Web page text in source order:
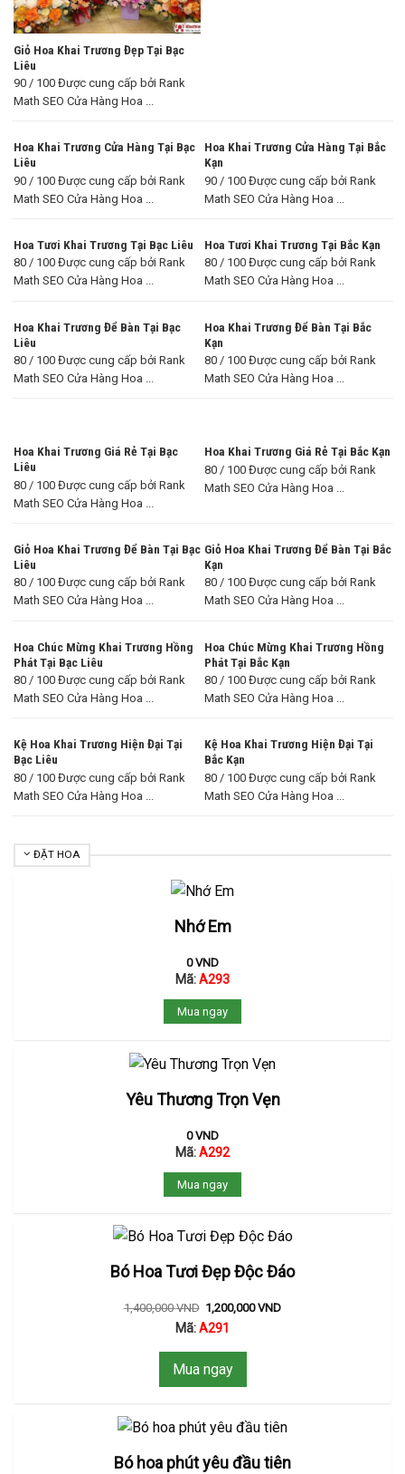
Giỏ Hoa Khai Trương Đẹp Tại Bạc
Liêu
90 / 100 Được cung cấp bởi Rank
Math SEO Cửa Hàng Hoa ...
Hoa Khai Trương Cửa Hàng Tại Bạc
Liêu
90 / 100 Được cung cấp bởi Rank
Math SEO Cửa Hàng Hoa ...
Hoa Khai Trương Cửa Hàng Tại Bắc
Kạn
90 / 100 Được cung cấp bởi Rank
Math SEO Cửa Hàng Hoa ...
Hoa Tươi Khai Trương Tại Bạc Liêu
80 / 100 Được cung cấp bởi Rank
Math SEO Cửa Hàng Hoa ...
Hoa Tươi Khai Trương Tại Bắc Kạn
80 / 100 Được cung cấp bởi Rank
Math SEO Cửa Hàng Hoa ...
Hoa Khai Trương Để Bàn Tại Bạc
Liêu
80 / 100 Được cung cấp bởi Rank
Math SEO Cửa Hàng Hoa ...
Hoa Khai Trương Để Bàn Tại Bắc
Kạn
80 / 100 Được cung cấp bởi Rank
Math SEO Cửa Hàng Hoa ...
Hoa Khai Trương Giá Rẻ Tại Bạc
Liêu
80 / 100 Được cung cấp bởi Rank
Math SEO Cửa Hàng Hoa ...
Hoa Khai Trương Giá Rẻ Tại Bắc Kạn
80 / 100 Được cung cấp bởi Rank
Math SEO Cửa Hàng Hoa ...
Giỏ Hoa Khai Trương Để Bàn Tại Bạc
Liêu
80 / 100 Được cung cấp bởi Rank
Math SEO Cửa Hàng Hoa ...
Giỏ Hoa Khai Trương Để Bàn Tại Bắc
Kạn
80 / 100 Được cung cấp bởi Rank
Math SEO Cửa Hàng Hoa ...
Hoa Chúc Mừng Khai Trương Hồng
Phát Tại Bạc Liêu
80 / 100 Được cung cấp bởi Rank
Math SEO Cửa Hàng Hoa ...
Hoa Chúc Mừng Khai Trương Hồng
Phát Tại Bắc Kạn
80 / 100 Được cung cấp bởi Rank
Math SEO Cửa Hàng Hoa ...
Kệ Hoa Khai Trương Hiện Đại Tại
Bạc Liêu
80 / 100 Được cung cấp bởi Rank
Math SEO Cửa Hàng Hoa ...
Kệ Hoa Khai Trương Hiện Đại Tại
Bắc Kạn
80 / 100 Được cung cấp bởi Rank
Math SEO Cửa Hàng Hoa ...
ĐẶT HOA
Nhớ Em
0VND
Mã:A293
Mua ngay
Yêu Thương Trọn Vẹn
0VND
Mã:A292
Mua ngay
Bó Hoa Tươi Đẹp Độc Đáo
1,400,000VND 1,200,000VND
Mã:A291
Mua ngay
Bó hoa phút yêu đầu tiên